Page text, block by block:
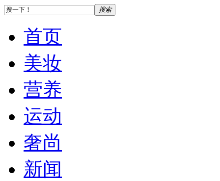
搜索
首页
美妆
营养
运动
奢尚
新闻